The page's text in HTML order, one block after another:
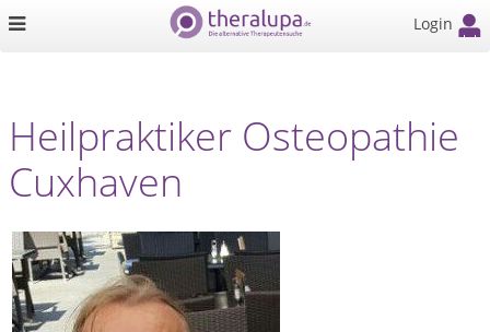
Login
Heilpraktiker Osteopathie
Cuxhaven